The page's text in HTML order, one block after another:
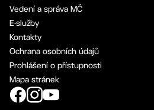
Vedení a správa MČ
E-služby
Kontakty
Ochrana osobních údajů
Prohlášení o přístupnosti
Mapa stránek